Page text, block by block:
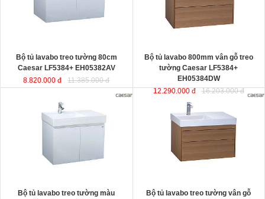
không gian phòng tắm.
Bộ tủ lavabo treo tường 80cm
Caesar LF5384+ EH05382AV
8.820.000 đ
11.385.000 đ
tối giản hiện đại. Thể hiện chất
lượng thẩm mỹ của không gian
phòng tắm.
Bộ tủ lavabo 800mm vân gỗ treo
tường Caesar LF5384+
EH05384DW
12.290.000 đ
16.203.000 đ
Bộ tủ lavabo treo tường màu trắng
Caesar LF5382- EH05382AV
thiết kế đầy cảm hứng và sáng tạo
theo phong cách tối giản hiện đại.
: 500x800x100 mm.
Bộ tủ lavabo treo tường màu
Caesar LF5382-
EH05382DWV đ
ược thiết kế đầy
cảm hứng và sáng tạo theo phong
cách tối giản hiện đại. Thể hiện chất
lượng thẩm mỹ của không gian
Bộ tủ lavabo treo tường vân gỗ